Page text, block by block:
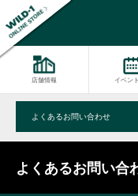
店舗情報 イベン
よくあるお問い合わせ
よくあるお問い合